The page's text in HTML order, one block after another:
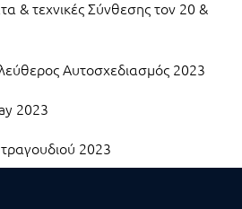
& τεχνικές Σύνθεσης τον 20 &
Αυτοσχεδιασμός 2023
2023
2023